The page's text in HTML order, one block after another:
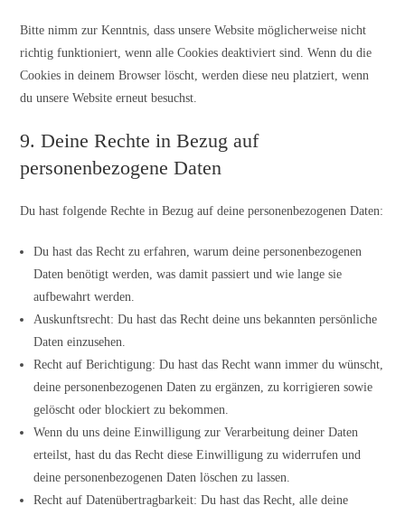
Bitte nimm zur Kenntnis, dass unsere Website möglicherweise nicht
richtig funktioniert, wenn alle Cookies deaktiviert sind. Wenn du die
Cookies in deinem Browser löscht, werden diese neu platziert, wenn
du unsere Website erneut besuchst.
9. Deine Rechte in Bezug auf
personenbezogene Daten
Du hast folgende Rechte in Bezug auf deine personenbezogenen Daten:
Du hast das Recht zu erfahren, warum deine personenbezogenen
Daten benötigt werden, was damit passiert und wie lange sie
aufbewahrt werden.
Auskunftsrecht: Du hast das Recht deine uns bekannten persönliche
Daten einzusehen.
Recht auf Berichtigung: Du hast das Recht wann immer du wünscht,
deine personenbezogenen Daten zu ergänzen, zu korrigieren sowie
gelöscht oder blockiert zu bekommen.
Wenn du uns deine Einwilligung zur Verarbeitung deiner Daten
erteilst, hast du das Recht diese Einwilligung zu widerrufen und
deine personenbezogenen Daten löschen zu lassen.
Recht auf Datenübertragbarkeit: Du hast das Recht, alle deine